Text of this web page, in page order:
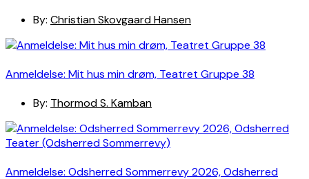
By: Christian Skovgaard Hansen
Anmeldelse: Mit hus min drøm, Teatret Gruppe 38
By: Thormod S. Kamban
Anmeldelse: Odsherred Sommerrevy 2026, Odsherred